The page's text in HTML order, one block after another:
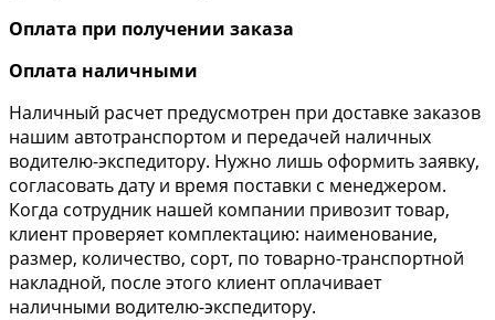
Оплата при получении заказа
Оплата наличными
Наличный расчет предусмотрен при доставке заказов
нашим автотранспортом и передачей наличных
водителю-экспедитору. Нужно лишь оформить заявку,
согласовать дату и время поставки с менеджером.
Когда сотрудник нашей компании привозит товар,
клиент проверяет комплектацию: наименование,
размер, количество, сорт, по товарно-транспортной
накладной, после этого клиент оплачивает
наличными водителю-экспедитору.